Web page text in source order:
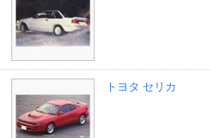
トヨタ セリカ